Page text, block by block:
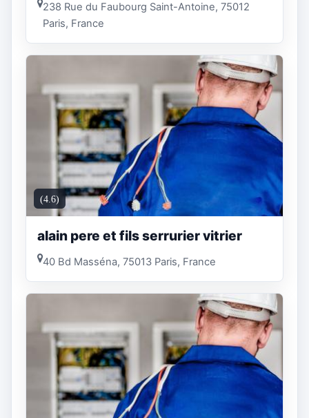
238 Rue du Faubourg Saint-Antoine, 75012
Paris, France
(4.6)
alain pere et fils serrurier vitrier
40 Bd Masséna, 75013 Paris, France